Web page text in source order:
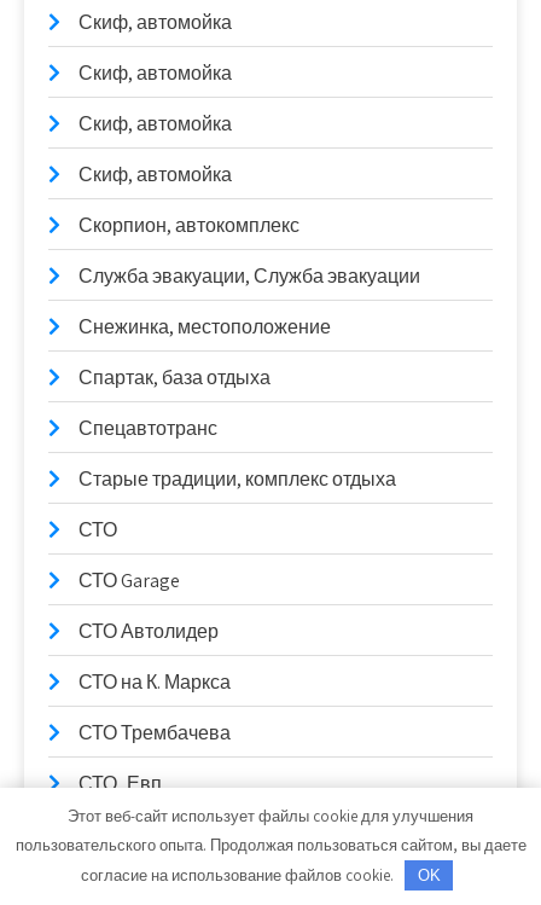
Скиф, автомойка
Скиф, автомойка
Скиф, автомойка
Скиф, автомойка
Скорпион, автокомплекс
Служба эвакуации, Служба эвакуации
Снежинка, местоположение
Спартак, база отдыха
Спецавтотранс
Старые традиции, комплекс отдыха
СТО
СТО Garage
СТО Автолидер
СТО на К. Маркса
СТО Трембачева
СТО_Евп
СТО99
Этот веб-сайт использует файлы cookie для улучшения
пользовательского опыта. Продолжая пользоваться сайтом, вы даете
согласие на использование файлов cookie.
OK